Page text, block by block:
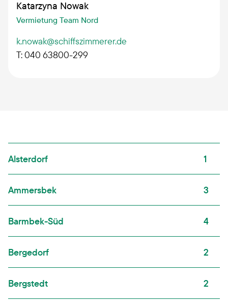
Katarzyna Nowak
Vermietung Team Nord
k.nowak@schiffszimmerer.de
T: 040 63800-299
Alsterdorf 1
Ammersbek 3
Barmbek-Süd 4
Bergedorf 2
Bergstedt 2